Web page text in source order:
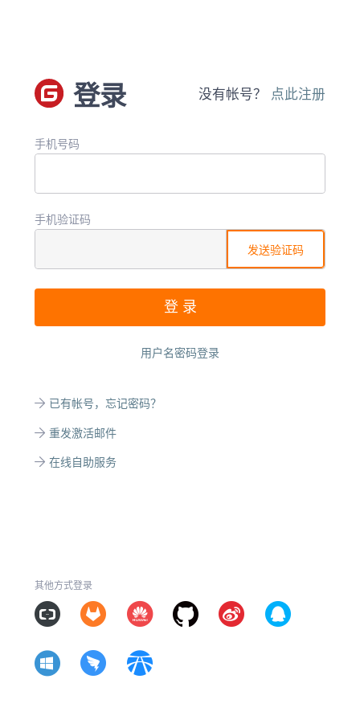
登录 没有帐号？ 点此注册
手机号码
手机验证码
发送验证码
用户名密码登录
已有帐号，忘记密码？
重发激活邮件
在线自助服务
其他方式登录